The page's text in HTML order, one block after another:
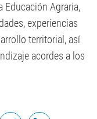
Educación Agraria,
experiencias
territorial, así
acordes a los